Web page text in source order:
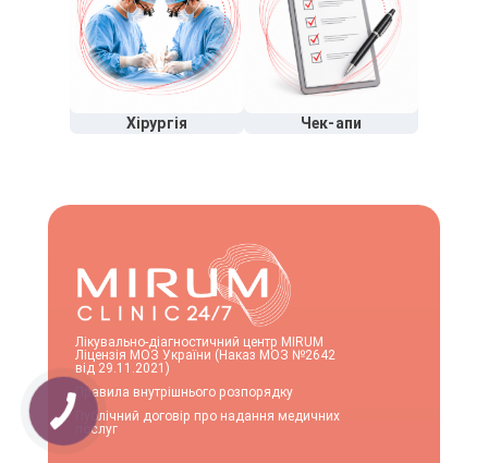
Хірургія Чек-апи
Лікувально-діагностичний центр MIRUM
Ліцензія МОЗ України (Наказ МОЗ №2642
від 29.11.2021)
Правила внутрішнього розпорядку
Публічний договір про надання медичних
послуг